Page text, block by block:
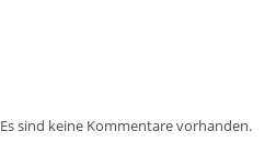
Es sind keine Kommentare vorhanden.